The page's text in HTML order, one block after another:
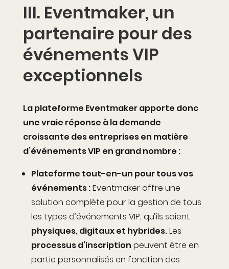
III. Eventmaker, un
partenaire pour des
événements VIP
exceptionnels
La plateforme Eventmaker apporte donc
une vraie réponse à la demande
croissante des entreprises en matière
d’événements VIP en grand nombre :
Plateforme tout-en-un pour tous vos
événements :Eventmaker offre une
solution complète pour la gestion de tous
les types d’événements VIP, qu’ils soient
physiques, digitaux et hybrides.Les
processus d’inscription peuvent être en
partie personnalisés en fonction des